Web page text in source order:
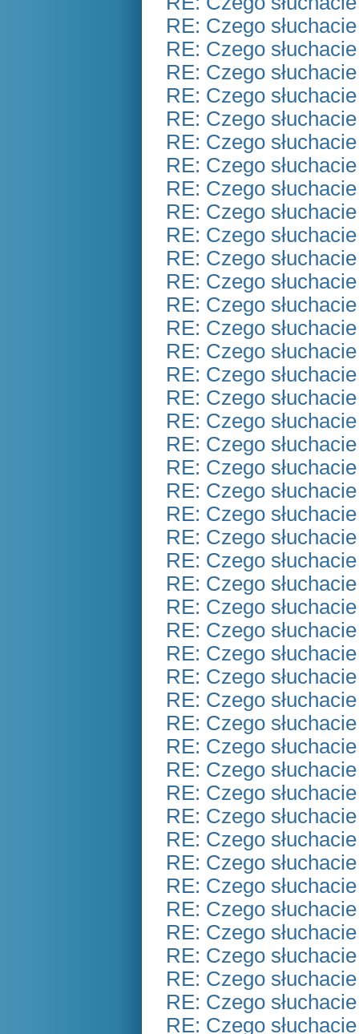
RE: Czego
RE: Czego
RE: Czego
RE: Czego
RE: Czego
RE: Czego
RE: Czego
RE: Czego
RE: Czego
RE: Czego
RE: Czego
RE: Czego
RE: Czego
RE: Czego
RE: Czego
RE: Czego
RE: Czego
RE: Czego
RE: Czego
RE: Czego
RE: Czego
RE: Czego
RE: Czego
RE: Czego
RE: Czego
RE: Czego
RE: Czego
RE: Czego
RE: Czego
RE: Czego
RE: Czego
RE: Czego
RE: Czego
RE: Czego
RE: Czego
RE: Czego
RE: Czego
RE: Czego
RE: Czego
RE: Czego
RE: Czego
RE: Czego
RE: Czego
RE: Czego